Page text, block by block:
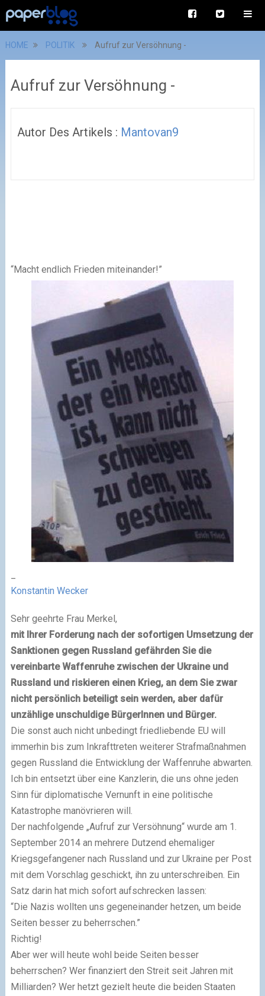
HOME POLITIK Aufruf zur Versöhnung -
Aufruf zur Versöhnung -
Autor Des Artikels : Mantovan9
“Macht endlich Frieden miteinander!”
Konstantin Wecker
Sehr geehrte Frau Merkel,
mit Ihrer Forderung nach der sofortigen Umsetzung der
Sanktionen gegen Russland gefährden Sie die
vereinbarte Waffenruhe zwischen der Ukraine und
Russland und riskieren einen Krieg, an dem Sie zwar
nicht persönlich beteiligt sein werden, aber dafür
unzählige unschuldige BürgerInnen und Bürger.
Die sonst auch nicht unbedingt friedliebende EU will
immerhin bis zum Inkrafttreten weiterer Strafmaßnahmen
gegen Russland die Entwicklung der Waffenruhe abwarten.
Ich bin entsetzt über eine Kanzlerin, die uns ohne jeden
Sinn für diplomatische Vernunft in eine politische
Katastrophe manövrieren will.
Der nachfolgende „Aufruf zur Versöhnung“ wurde am 1.
September 2014 an mehrere Dutzend ehemaliger
Kriegsgefangener nach Russland und zur Ukraine per Post
mit dem Vorschlag geschickt, ihn zu unterschreiben. Ein
Satz darin hat mich sofort aufschrecken lassen:
“Die Nazis wollten uns gegeneinander hetzen, um beide
Seiten besser zu beherrschen.”
Richtig!
Aber wer will heute wohl beide Seiten besser
beherrschen? Wer finanziert den Streit seit Jahren mit
Milliarden? Wer hetzt gezielt heute die beiden Staaten